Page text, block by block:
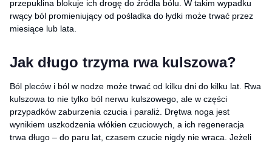
przepuklina blokuje ich drogę do źródła bólu. W takim wypadku
rwący ból promieniujący od pośladka do łydki może trwać przez
miesiące lub lata.
Jak długo trzyma rwa kulszowa?
Ból pleców i ból w nodze może trwać od kilku dni do kilku lat. Rwa
kulszowa to nie tylko ból nerwu kulszowego, ale w części
przypadków zaburzenia czucia i paraliż. Drętwa noga jest
wynikiem uszkodzenia włókien czuciowych, a ich regeneracja
trwa długo – do paru lat, czasem czucie nigdy nie wraca. Jeżeli